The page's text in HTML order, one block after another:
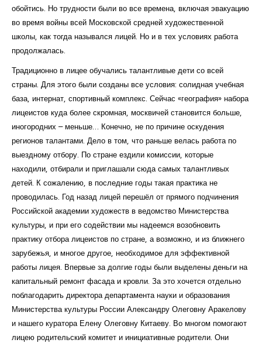
обойтись. Но трудности были во все времена, включая эвакуацию
во время войны всей Московской средней художественной
школы, как тогда назывался лицей. Но и в тех условиях работа
продолжалась.
Традиционно в лицее обучались талантливые дети со всей
страны. Для этого были созданы все условия: солидная учебная
база, интернат, спортивный комплекс. Сейчас «география» набора
лицеистов куда более скромная, москвичей становится больше,
иногородних – меньше… Конечно, не по причине оскудения
регионов талантами. Дело в том, что раньше велась работа по
выездному отбору. По стране ездили комиссии, которые
находили, отбирали и приглашали сюда самых талантливых
детей. К сожалению, в последние годы такая практика не
проводилась. Год назад лицей перешёл от прямого подчинения
Российской академии художеств в ведомство Министерства
культуры, и при его содействии мы надеемся возобновить
практику отбора лицеистов по стране, а возможно, и из ближнего
зарубежья, и многое другое, необходимое для эффективной
работы лицея. Впервые за долгие годы были выделены деньги на
капитальный ремонт фасада и кровли. За это хочется отдельно
поблагодарить директора департамента науки и образования
Министерства культуры России Александру Олеговну Аракелову
и нашего куратора Елену Олеговну Китаеву. Во многом помогают
лицею родительский комитет и инициативные родители. Они